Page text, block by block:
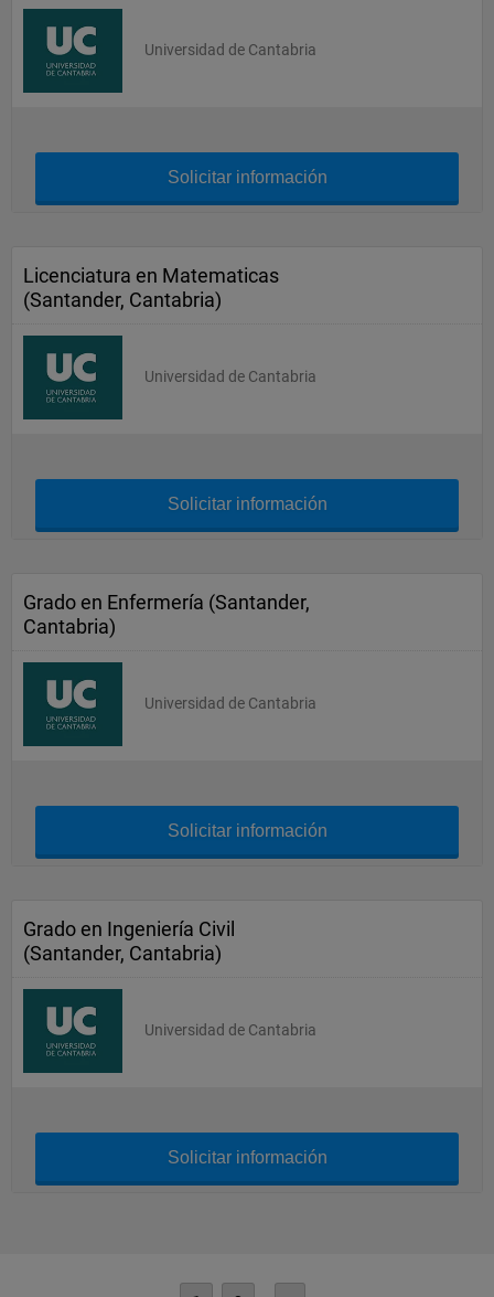
Universidad de Cantabria
Solicitar información
Licenciatura en Matematicas
(Santander, Cantabria)
Universidad de Cantabria
Solicitar información
Grado en Enfermería (Santander,
Cantabria)
Universidad de Cantabria
Solicitar información
Grado en Ingeniería Civil
(Santander, Cantabria)
Universidad de Cantabria
Solicitar información